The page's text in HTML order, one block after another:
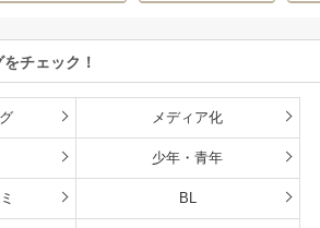
チェック！
メディア化
少年・青年
BL